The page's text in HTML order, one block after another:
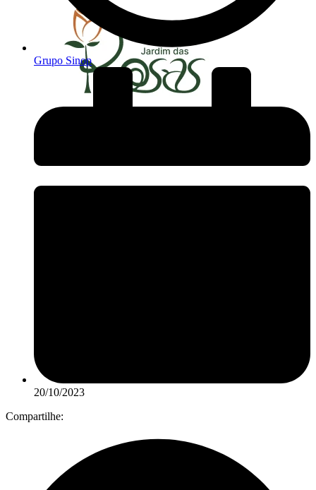
Grupo Sinop
20/10/2023
Compartilhe: